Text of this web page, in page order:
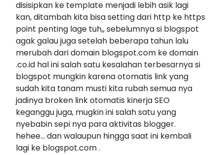
disisipkan ke template menjadi lebih asik lagi
kan, ditambah kita bisa setting dari http ke https
point penting lage tuh,, sebelumnya si blogspot
agak galau juga setelah beberapa tahun lalu
merubah dari domain blogspot.com ke domain
.co.id hal ini salah satu kesalahan terbesarnya si
blogspot mungkin karena otomatis link yang
sudah kita tanam musti kita rubah semua nya
jadinya broken link otomatis kinerja SEO
keganggu juga, mugkin ini salah satu yang
nyebabin sepi nya para aktivitas blogger.
hehee... dan walaupun hingga saat ini kembali
lagi ke blogspot.com .